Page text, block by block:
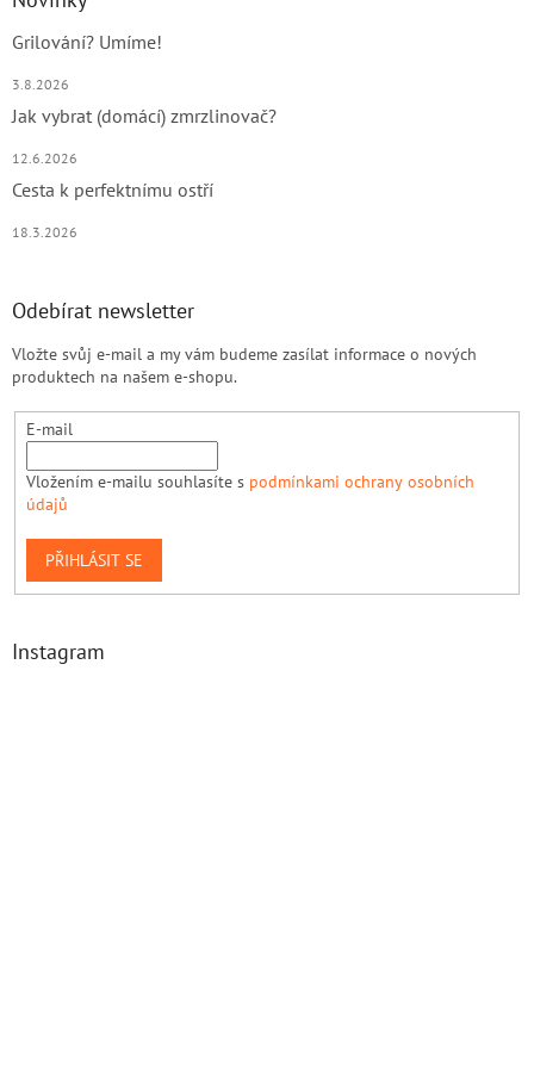
Grilování? Umíme!
3.8.2026
Jak vybrat (domácí) zmrzlinovač?
12.6.2026
Cesta k perfektnímu ostří
18.3.2026
Odebírat newsletter
Vložte svůj e-mail a my vám budeme zasílat informace o nových
produktech na našem e-shopu.
E-mail
Vložením e-mailu souhlasíte s podmínkami ochrany osobních
údajů
PŘIHLÁSIT SE
Instagram